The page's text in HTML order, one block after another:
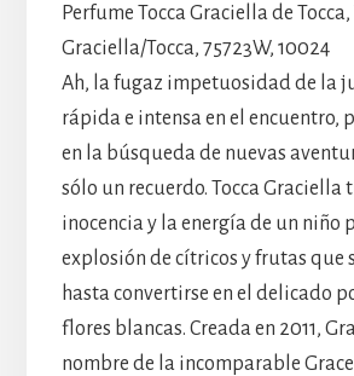
Perfume Tocca Graciella de Tocca,
Graciella/Tocca, 75723W, 10024
Ah, la fugaz impetuosidad de la
rápida e intensa en el encuentro,
en la búsqueda de nuevas
sólo un recuerdo. Tocca Graciella
inocencia y la energía de un niño
explosión de cítricos y frutas que
hasta convertirse en el delicado
flores blancas. Creada en 2011,
nombre de la incomparable Grace